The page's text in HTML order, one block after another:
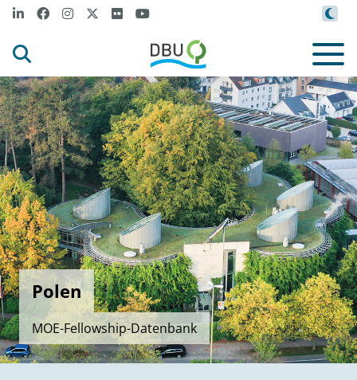
Polen
MOE-Fellowship-Datenbank